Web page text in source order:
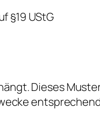
§19 UStG
Dieses